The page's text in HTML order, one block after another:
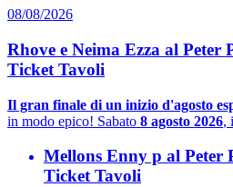
08/08/2026
Rhove e Neima Ezza al Peter
Ticket Tavoli
Il gran finale di un inizio d'agosto
in modo epico! Sabato 8 agosto 2026,
Mellons Enny p al Peter
Ticket Tavoli